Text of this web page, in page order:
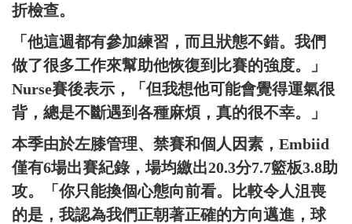
折檢查。
「他這週都有參加練習，而且狀態不錯。我們
做了很多工作來幫助他恢復到比賽的強度。」
Nurse賽後表示，「但我想他可能會覺得運氣很
背，總是不斷遇到各種麻煩，真的很不幸。」
本季由於左膝管理、禁賽和個人因素，Embiid
僅有6場出賽紀錄，場均繳出20.3分7.7籃板3.8助
攻。「你只能換個心態向前看。比較令人沮喪
的是，我認為我們正朝著正確的方向邁進，球